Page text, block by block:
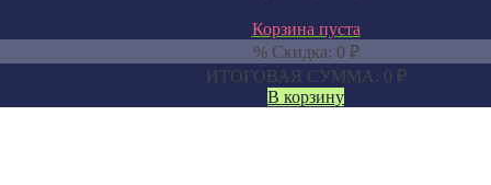
Корзина пуста
% Скидка: 0 ₽
ИТОГОВАЯ СУММА: 0 ₽
В корзину